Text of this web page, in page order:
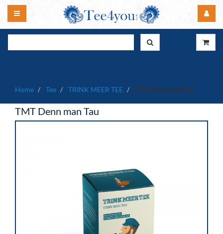
Home Tee TRINK MEER TEE TMT Denn man Tau
TMT Denn man Tau